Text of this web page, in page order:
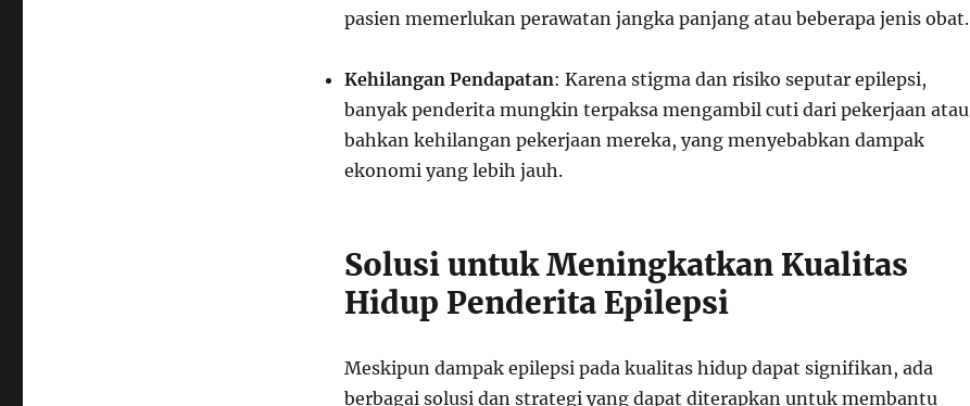
pasien memerlukan perawatan jangka panjang atau beberapa jenis obat.
Kehilangan Pendapatan: Karena stigma dan risiko seputar epilepsi,
banyak penderita mungkin terpaksa mengambil cuti dari pekerjaan atau
bahkan kehilangan pekerjaan mereka, yang menyebabkan dampak
ekonomi yang lebih jauh.
Solusi untuk Meningkatkan Kualitas
Hidup Penderita Epilepsi
Meskipun dampak epilepsi pada kualitas hidup dapat signifikan, ada
berbagai solusi dan strategi yang dapat diterapkan untuk membantu